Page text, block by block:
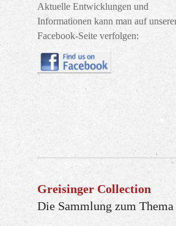
Aktuelle Entwicklungen und
Informationen kann man auf
Facebook-Seite verfolgen:
Greisinger Collection
Die Sammlung zum